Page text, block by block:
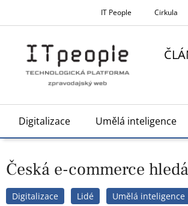
na
IT People Cirkula
Digitalizace Umělá inteligence
Česká e-commerce
Digitalizace Lidé Umělá inteligence